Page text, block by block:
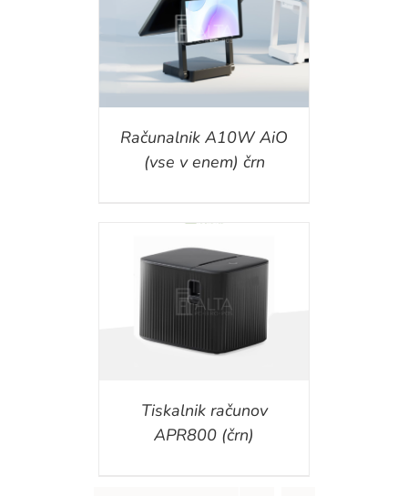
Računalnik A10W AiO
(vse v enem) črn
Tiskalnik računov
APR800 (črn)